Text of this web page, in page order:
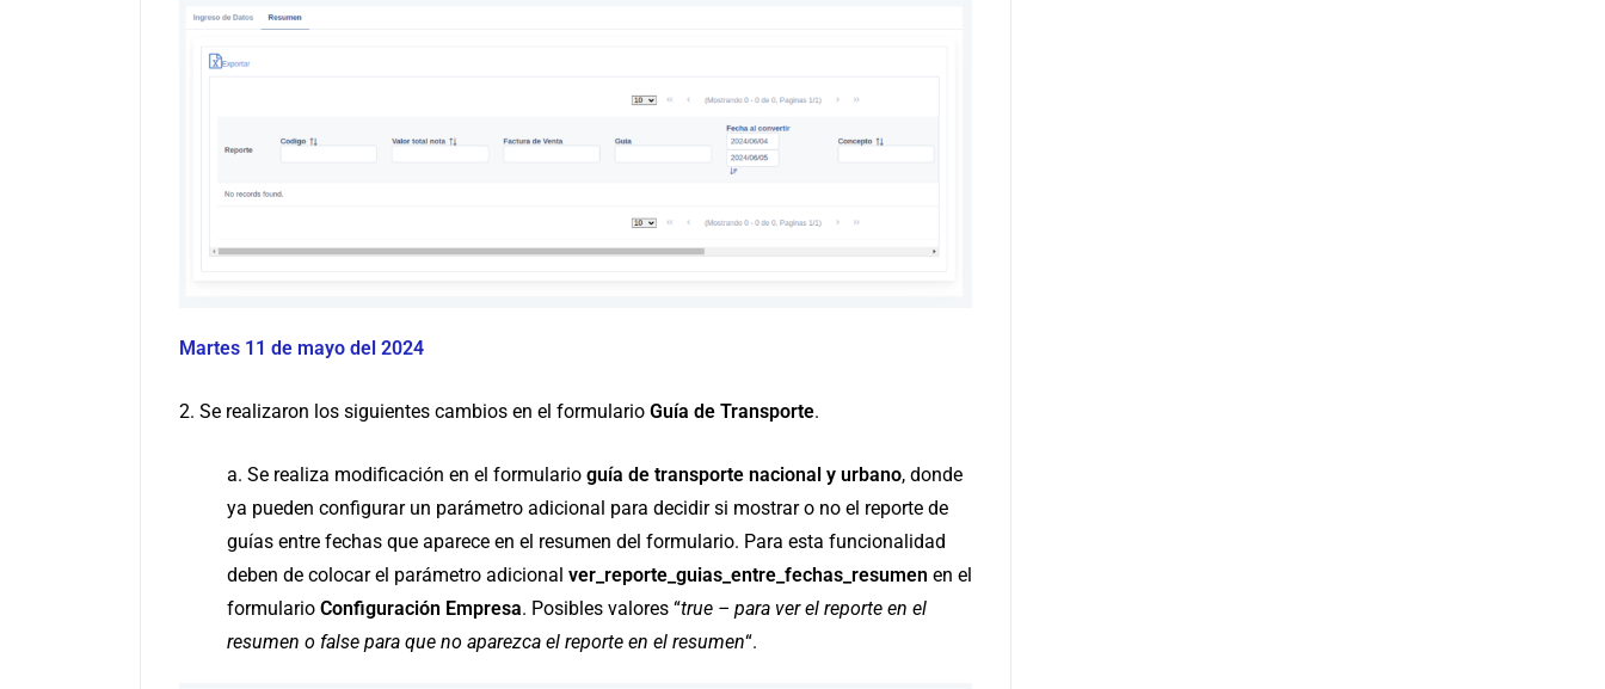
Martes 11 de mayo del 2024
2. Se realizaron los siguientes cambios en el formulario Guía de Transporte.
a. Se realiza modificación en el formulario guía de transporte nacional y urbano, donde
ya pueden configurar un parámetro adicional para decidir si mostrar o no el reporte de
guías entre fechas que aparece en el resumen del formulario. Para esta funcionalidad
deben de colocar el parámetro adicional ver_reporte_guias_entre_fechas_resumen en el
formulario Configuración Empresa. Posibles valores “true – para ver el reporte en el
resumen o false para que no aparezca el reporte en el resumen“.